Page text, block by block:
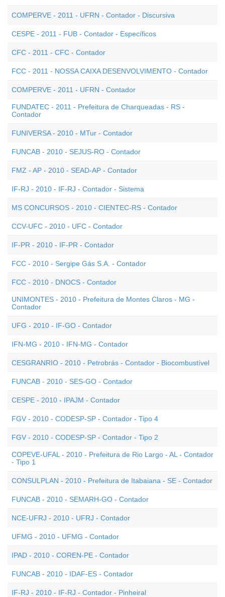
COMPERVE - 2011 - UFRN - Contador - Discursiva
CESPE - 2011 - FUB - Contador - Específicos
CFC - 2011 - CFC - Contador
FCC - 2011 - NOSSA CAIXA DESENVOLVIMENTO - Contador
COMPERVE - 2011 - UFRN - Contador
FUNDATEC - 2011 - Prefeitura de Charqueadas - RS -
Contador
FUNIVERSA - 2010 - MTur - Contador
FUNCAB - 2010 - SEJUS-RO - Contador
FMZ - AP - 2010 - SEAD-AP - Contador
IF-RJ - 2010 - IF-RJ - Contador - Sistema
MS CONCURSOS - 2010 - CIENTEC-RS - Contador
CCV-UFC - 2010 - UFC - Contador
IF-PR - 2010 - IF-PR - Contador
FCC - 2010 - Sergipe Gás S.A. - Contador
FCC - 2010 - DNOCS - Contador
UNIMONTES - 2010 - Prefeitura de Montes Claros - MG -
Contador
UFG - 2010 - IF-GO - Contador
IFN-MG - 2010 - IFN-MG - Contador
CESGRANRIO - 2010 - Petrobrás - Contador - Biocombustível
FUNCAB - 2010 - SES-GO - Contador
CESPE - 2010 - IPAJM - Contador
FGV - 2010 - CODESP-SP - Contador - Tipo 4
FGV - 2010 - CODESP-SP - Contador - Tipo 2
COPEVE-UFAL - 2010 - Prefeitura de Rio Largo - AL - Contador
- Tipo 1
CONSULPLAN - 2010 - Prefeitura de Itabaiana - SE - Contador
FUNCAB - 2010 - SEMARH-GO - Contador
NCE-UFRJ - 2010 - UFRJ - Contador
UFMG - 2010 - UFMG - Contador
IPAD - 2010 - COREN-PE - Contador
FUNCAB - 2010 - IDAF-ES - Contador
IF-RJ - 2010 - IF-RJ - Contador - Pinheiral